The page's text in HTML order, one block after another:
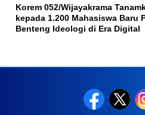
Korem 052/Wijayakrama
kepada 1.200 Mahasiswa Baru
Benteng Ideologi di Era Digital